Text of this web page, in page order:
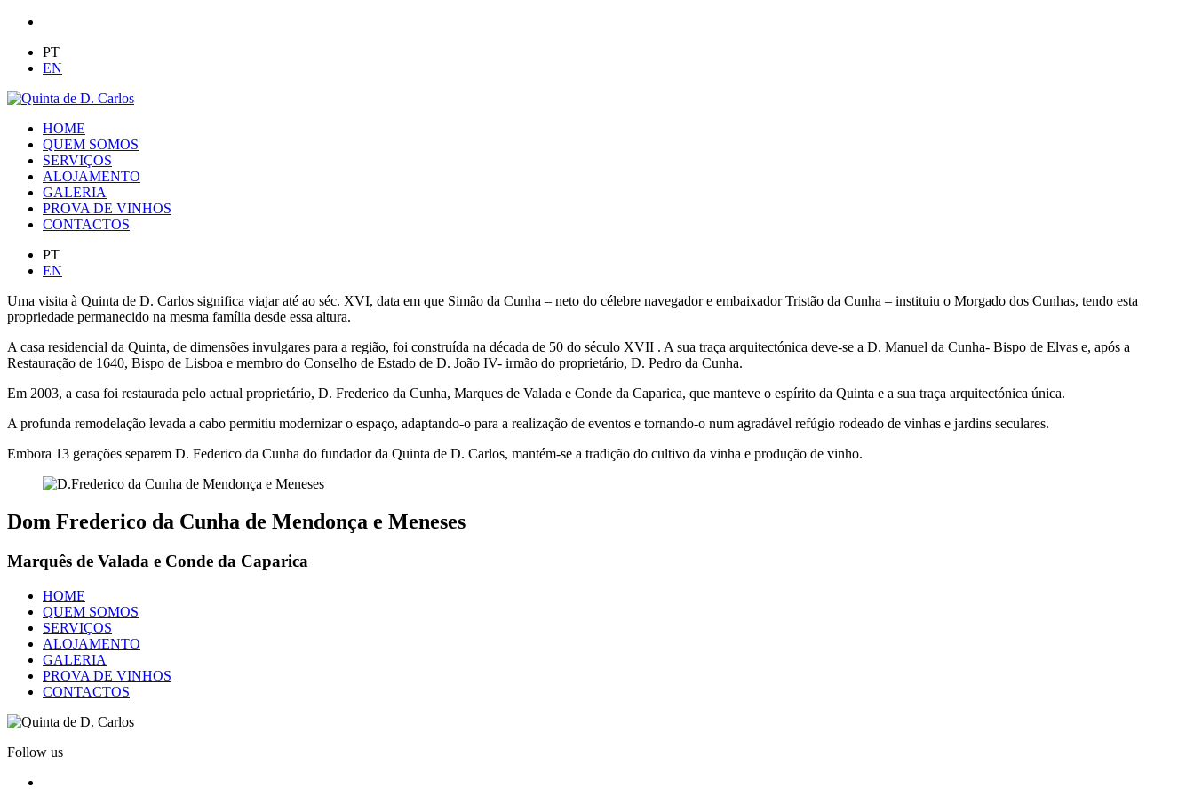
PT
EN
HOME
QUEM SOMOS
SERVIÇOS
ALOJAMENTO
GALERIA
PROVA DE VINHOS
CONTACTOS
PT
EN
Uma visita à Quinta de D. Carlos significa viajar até ao séc. XVI, data em que Simão da Cunha – neto do célebre navegador e embaixador Tristão da Cunha – instituiu o Morgado dos Cunhas, tendo esta
propriedade permanecido na mesma família desde essa altura.
A casa residencial da Quinta, de dimensões invulgares para a região, foi cons­truída na década de 50 do século XVII . A sua traça arquitectónica deve-se a D. Manuel da Cunha- Bispo de Elvas e, após a
Restauração de 1640, Bispo de Lisboa e membro do Conselho de Estado de D. João IV- irmão do proprietário, D. Pedro da Cunha.
Em 2003, a casa foi restaurada pelo actual proprietário, D. Frederico da Cunha, Marques de Valada e Conde da Caparica, que manteve o espírito da Quinta e a sua traça arquitectónica única.
A profunda remodelação levada a cabo permitiu modernizar o espaço, adaptando-o para a realização de eventos e tornando-o num agradável refúgio rodeado de vinhas e jardins seculares.
Embora 13 gerações separem D. Federico da Cunha do fundador da Quinta de D. Carlos, mantém-se a tradição do cultivo da vinha e produção de vinho.
Dom Frederico da Cunha de Mendonça e Meneses
Marquês de Valada e Conde da Caparica
HOME
QUEM SOMOS
SERVIÇOS
ALOJAMENTO
GALERIA
PROVA DE VINHOS
CONTACTOS
Follow us